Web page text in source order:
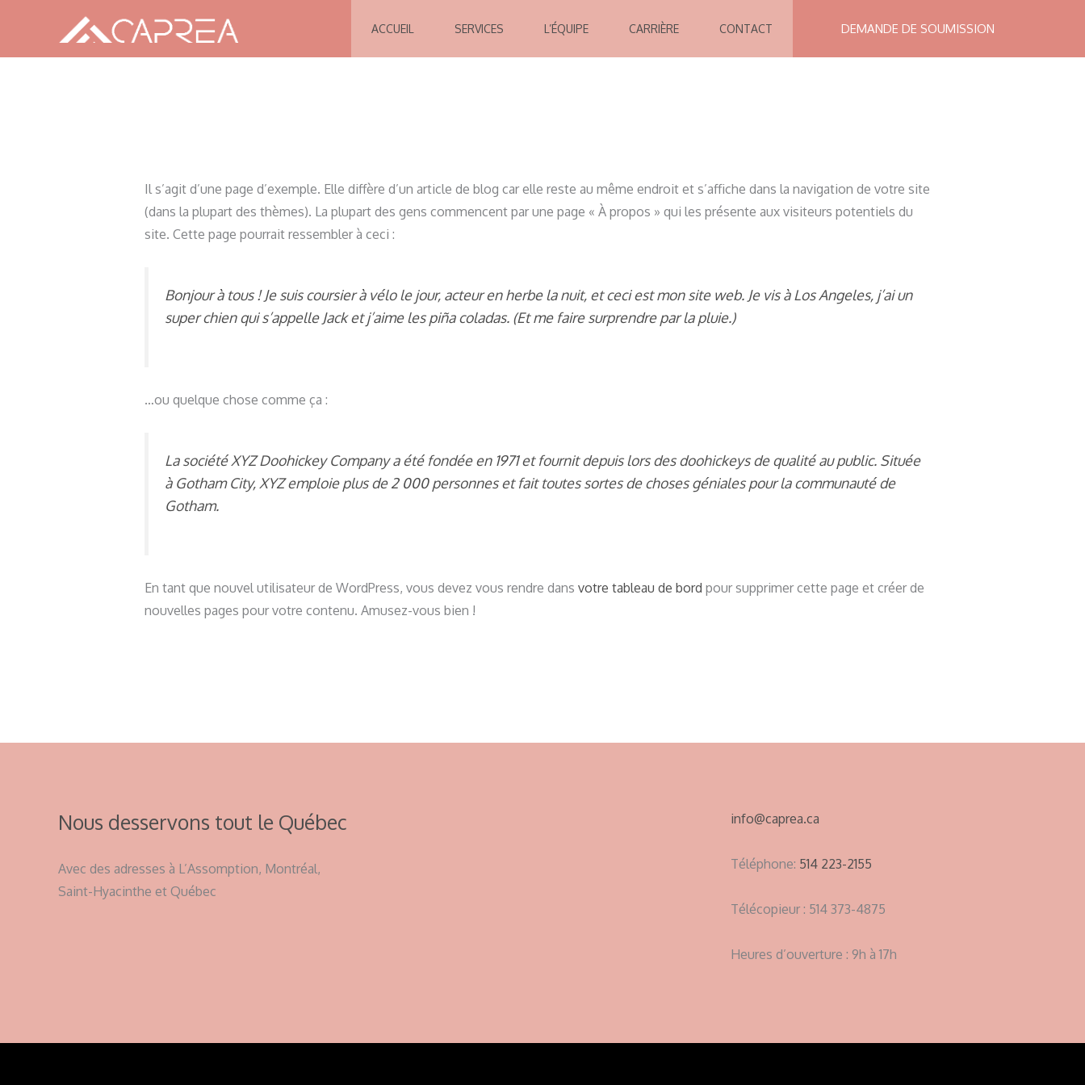
contenu
ACCUEIL SERVICES L’ÉQUIPE CARRIÈRE CONTACT DEMANDE DE SOUMISSION
Il s’agit d’une page d’exemple. Elle diffère d’un article de blog car elle reste au même endroit et s’affiche dans la navigation de votre site
(dans la plupart des thèmes). La plupart des gens commencent par une page « À propos » qui les présente aux visiteurs potentiels du
site. Cette page pourrait ressembler à ceci :
Bonjour à tous ! Je suis coursier à vélo le jour, acteur en herbe la nuit, et ceci est mon site web. Je vis à Los Angeles, j’ai un
super chien qui s’appelle Jack et j’aime les piña coladas. (Et me faire surprendre par la pluie.)
…ou quelque chose comme ça :
La société XYZ Doohickey Company a été fondée en 1971 et fournit depuis lors des doohickeys de qualité au public. Située
à Gotham City, XYZ emploie plus de 2 000 personnes et fait toutes sortes de choses géniales pour la communauté de
Gotham.
En tant que nouvel utilisateur de WordPress, vous devez vous rendre dans votre tableau de bord pour supprimer cette page et créer de
nouvelles pages pour votre contenu. Amusez-vous bien !
Nous desservons tout le Québec
Avec des adresses à L’Assomption, Montréal,
Saint-Hyacinthe et Québec
info@caprea.ca
Téléphone: 514 223-2155
Télécopieur : 514 373-4875
Heures d’ouverture : 9h à 17h